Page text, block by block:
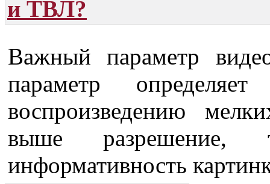
и ТВЛ?
Важный параметр
параметр
воспроизведению
выше разрешение,
информативность